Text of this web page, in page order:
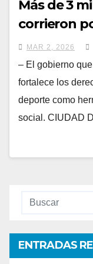
Más de 3
corrieron
equidad
MAR 2, 2026
– El gobierno
fortalece los
deporte como
social. CIUDAD
ENTRADAS